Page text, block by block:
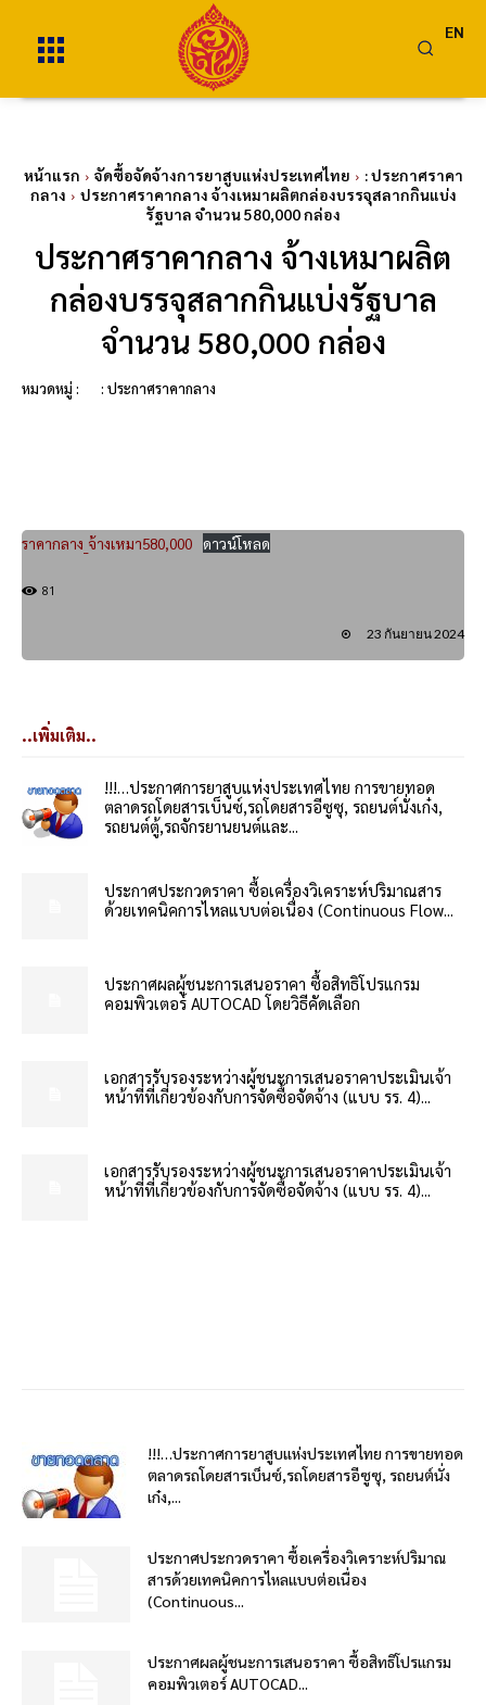
EN
หน้าแรก จัดซื้อจัดจ้างการยาสูบแห่งประเทศไทย
: ประกาศราคา
กลาง
ประกาศราคากลาง จ้างเหมาผลิตกล่องบรรจุสลากกินแบ่ง
รัฐบาล จำนวน 580,000 กล่อง
ประกาศราคากลาง จ้างเหมาผลิต
กล่องบรรจุสลากกินแบ่งรัฐบาล
จำนวน 580,000 กล่อง
หมวดหมู่ : : ประกาศราคากลาง
ราคากลาง_จ้างเหมา580,000 ดาวน์โหลด
81
23 กันยายน 2024
..เพิ่มเติม..
!!!…ประกาศการยาสูบแห่งประเทศไทย การขายทอด
ตลาดรถโดยสารเบ็นซ์,รถโดยสารอีซูซุ, รถยนต์นั่งเก๋ง,
รถยนต์ตู้,รถจักรยานยนต์และ...
ประกาศประกวดราคา ซื้อเครื่องวิเคราะห์ปริมาณสาร
ด้วยเทคนิคการไหลแบบต่อเนื่อง (Continuous Flow...
ประกาศผลผู้ชนะการเสนอราคา ซื้อสิทธิโปรแกรม
คอมพิวเตอร์ AUTOCAD โดยวิธีคัดเลือก
เอกสารรับรองระหว่างผู้ชนะการเสนอราคาประเมินเจ้า
หน้าที่ที่เกี่ยวข้องกับการจัดซื้อจัดจ้าง (แบบ รร. 4)...
เอกสารรับรองระหว่างผู้ชนะการเสนอราคาประเมินเจ้า
หน้าที่ที่เกี่ยวข้องกับการจัดซื้อจัดจ้าง (แบบ รร. 4)...
!!!…ประกาศการยาสูบแห่งประเทศไทย การขายทอด
ตลาดรถโดยสารเบ็นซ์,รถโดยสารอีซูซุ, รถยนต์นั่ง
เก๋ง,...
ประกาศประกวดราคา ซื้อเครื่องวิเคราะห์ปริมาณ
สารด้วยเทคนิคการไหลแบบต่อเนื่อง
(Continuous...
ประกาศผลผู้ชนะการเสนอราคา ซื้อสิทธิโปรแกรม
คอมพิวเตอร์ AUTOCAD...